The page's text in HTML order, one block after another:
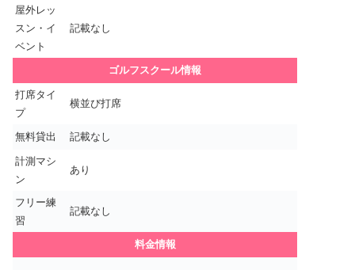
屋外レッ
スン・イ
ベント
記載なし
ゴルフスクール情報
打席タイ
プ
横並び打席
無料貸出 記載なし
計測マシ
ン
あり
フリー練
習
記載なし
料金情報